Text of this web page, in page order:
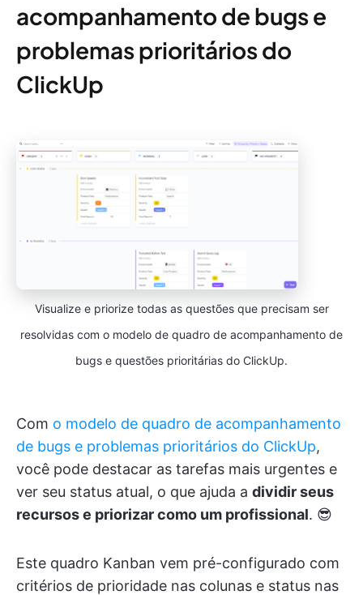
acompanhamento de bugs e
problemas prioritários do
ClickUp
Visualize e priorize todas as questões que precisam ser
resolvidas com o modelo de quadro de acompanhamento de
bugs e questões prioritárias do ClickUp.
Com o modelo de quadro de acompanhamento
de bugs e problemas prioritários do ClickUp,
você pode destacar as tarefas mais urgentes e
ver seu status atual, o que ajuda a dividir seus
recursos e priorizar como um profissional. 😎
Este quadro Kanban vem pré-configurado com
critérios de prioridade nas colunas e status nas